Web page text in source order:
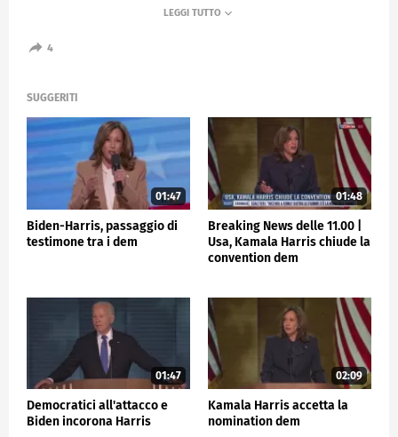
novembre, Joe Biden ha attaccato direttamente il
"perdente": dice che stiamo perdendo, si sbaglia di
procuratore nello Studio Ovale invece di un
condannato".
ESTERI
4
SUGGERITI
01:47
Biden-Harris, passaggio di
testimone tra i dem
01:48
Breaking News delle 11.00 |
Usa, Kamala Harris chiude la
convention dem
01:47
Democratici all'attacco e
Biden incorona Harris
02:09
Kamala Harris accetta la
nomination dem